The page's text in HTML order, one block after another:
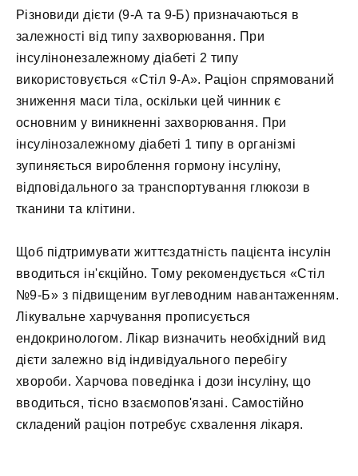
Різновиди дієти (9-А та 9-Б) призначаються в
залежності від типу захворювання. При
інсулінонезалежному діабеті 2 типу
використовується «Стіл 9-А». Раціон спрямований
зниження маси тіла, оскільки цей чинник є
основним у виникненні захворювання. При
інсулінозалежному діабеті 1 типу в організмі
зупиняється вироблення гормону інсуліну,
відповідального за транспортування глюкози в
тканини та клітини.
Щоб підтримувати життєздатність пацієнта інсулін
вводиться ін'єкційно. Тому рекомендується «Стіл
№9-Б» з підвищеним вуглеводним навантаженням.
Лікувальне харчування прописується
ендокринологом. Лікар визначить необхідний вид
дієти залежно від індивідуального перебігу
хвороби. Харчова поведінка і дози інсуліну, що
вводиться, тісно взаємопов'язані. Самостійно
складений раціон потребує схвалення лікаря.